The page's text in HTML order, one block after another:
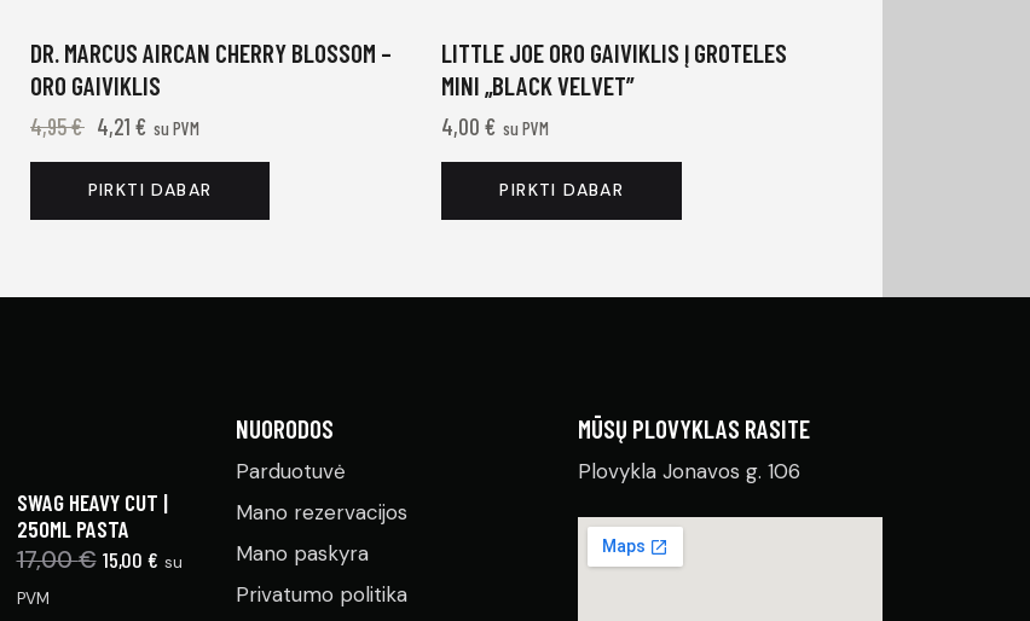
DR. MARCUS AIRCAN CHERRY BLOSSOM –
ORO GAIVIKLIS
4,95€ 4,21 € su PVM
PIRKTI DABAR
LITTLE JOE ORO GAIVIKLIS Į GROTELES
MINI „BLACK VELVET”
4,00 € su PVM
PIRKTI DABAR
SWAG HEAVY CUT |
250ML PASTA
17,00€ 15,00 € su
PVM
NUORODOS
Parduotuvė
Mano rezervacijos
Mano paskyra
Privatumo politika
MŪSŲ PLOVYKLAS RASITE
Plovykla Jonavos g. 106